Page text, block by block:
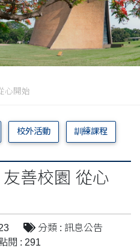
心開始
校外活動 訓練課程
友善校園 從心
分類 : 訊息公告
閱 : 291